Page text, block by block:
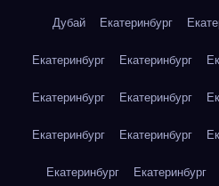
Дубай Екатеринбург
Екатеринбург Екатеринбург
Екатеринбург Екатеринбург
Екатеринбург Екатеринбург
Екатеринбург Екатеринбург